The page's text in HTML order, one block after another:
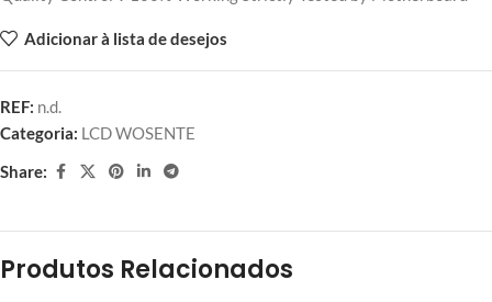
Adicionar à lista de desejos
REF: n.d.
Categoria: LCD WOSENTE
Share:
Produtos Relacionados